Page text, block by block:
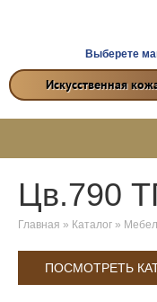
Выберете
Искусственная
Цв.790
Главная » Каталог »
ПОСМОТРЕТЬ